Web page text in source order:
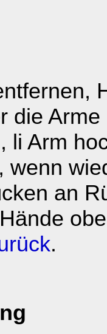
die
li Arm
, wenn
an
.